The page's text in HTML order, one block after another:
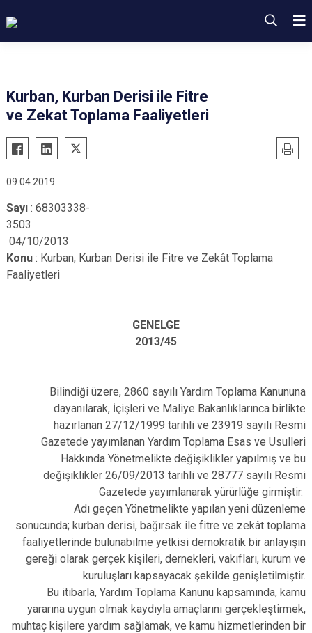
Kurban, Kurban Derisi ile Fitre
ve Zekat Toplama Faaliyetleri
09.04.2019
Sayı : 68303338-
04/10/2013
Konu : Kurban, Kurban Derisi ile Fitre ve Zekât Toplama
Faaliyetleri
GENELGE
2013/45
Bilindiği üzere, 2860 sayılı Yardım Toplama Kanununa
dayanılarak, İçişleri ve Maliye Bakanlıklarınca birlikte
hazırlanan 27/12/1999 tarihli ve 23919 sayılı Resmi
Gazetede yayımlanan Yardım Toplama Esas ve Usulleri
Hakkında Yönetmelikte değişiklikler yapılmış ve bu
değişiklikler 26/09/2013 tarihli ve 28777 sayılı Resmi
Gazetede yayımlanarak yürürlüğe girmiştir.
Adı geçen Yönetmelikte yapılan yeni düzenleme
sonucunda; kurban derisi, bağırsak ile fitre ve zekât toplama
faaliyetlerinde bulunabilme yetkisi demokratik bir anlayışın
gereği olarak gerçek kişileri, dernekleri, vakıfları, kurum ve
kuruluşları kapsayacak şekilde genişletilmiştir.
Bu itibarla, Yardım Toplama Kanunu kapsamında, kamu
yararına uygun olmak kaydıyla amaçlarını gerçekleştirmek,
muhtaç kişilere yardım sağlamak, ve kamu hizmetlerinden bir